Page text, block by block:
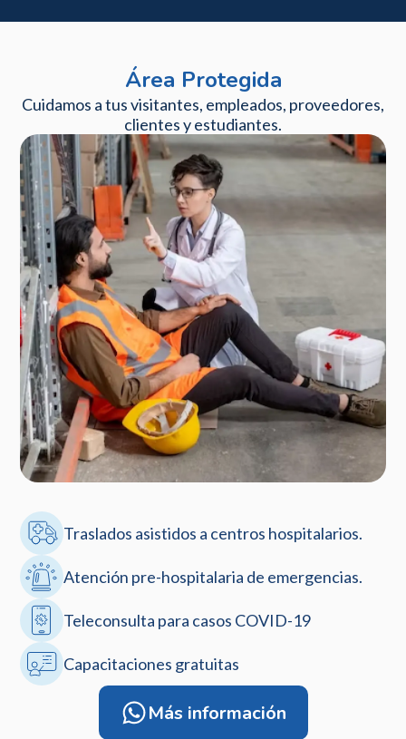
Área Protegida
Cuidamos a tus visitantes, empleados, proveedores,
clientes y estudiantes.
Traslados asistidos a centros hospitalarios.
Atención pre-hospitalaria de emergencias.
Teleconsulta para casos COVID-19
Capacitaciones gratuitas
Más información